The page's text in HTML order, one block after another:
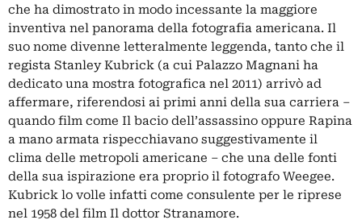
che ha dimostrato in modo incessante la maggiore
inventiva nel panorama della fotografia americana. Il
suo nome divenne letteralmente leggenda, tanto che il
regista Stanley Kubrick (a cui Palazzo Magnani ha
dedicato una mostra fotografica nel 2011) arrivò ad
affermare, riferendosi ai primi anni della sua carriera –
quando film come Il bacio dell’assassino oppure Rapina
a mano armata rispecchiavano suggestivamente il
clima delle metropoli americane – che una delle fonti
della sua ispirazione era proprio il fotografo Weegee.
Kubrick lo volle infatti come consulente per le riprese
nel 1958 del film Il dottor Stranamore.